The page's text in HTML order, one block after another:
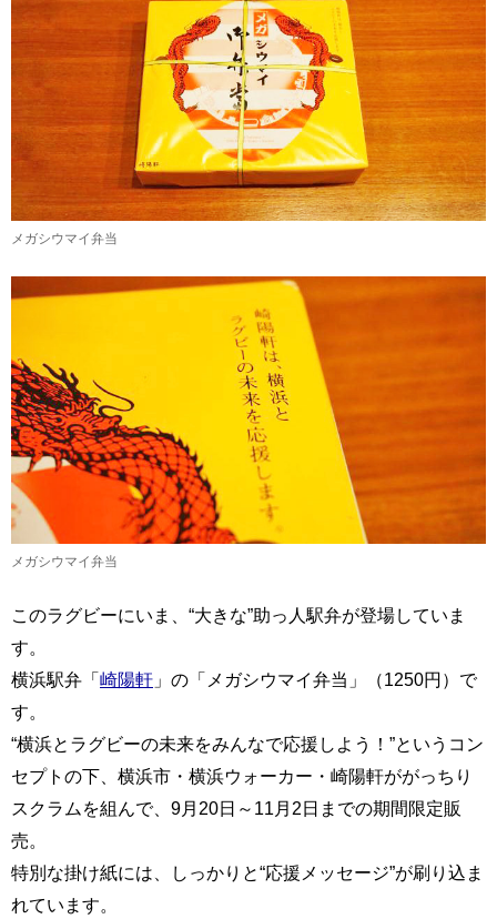
メガシウマイ弁当
メガシウマイ弁当
このラグビーにいま、“大きな”助っ人駅弁が登場していま
す。
横浜駅弁「崎陽軒 」の「メガシウマイ弁当」（1250円）で
す。
“横浜とラグビーの未来をみんなで応援しよう！”というコン
セプトの下、横浜市・横浜ウォーカー・崎陽軒ががっちり
スクラムを組んで、9月20日～11月2日までの期間限定販
売。
特別な掛け紙には、しっかりと“応援メッセージ”が刷り込ま
れています。